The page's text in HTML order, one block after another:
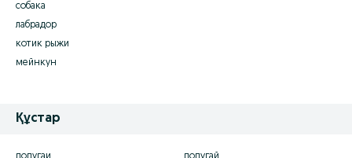
собака
лабрадор
котик рыжи
мейнкун
Құстар